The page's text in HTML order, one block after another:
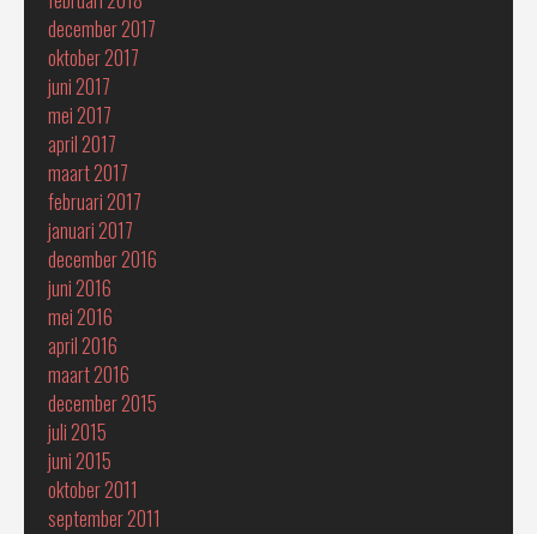
december 2017
oktober 2017
juni 2017
mei 2017
april 2017
maart 2017
februari 2017
januari 2017
december 2016
juni 2016
mei 2016
april 2016
maart 2016
december 2015
juli 2015
juni 2015
oktober 2011
september 2011